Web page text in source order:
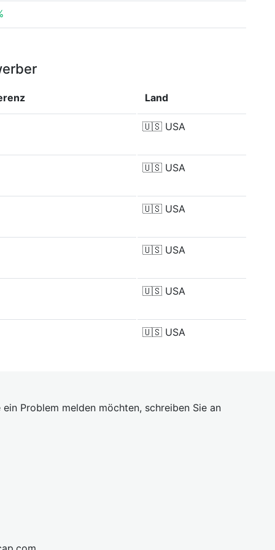
Land
🇺🇸 USA
🇺🇸 USA
🇺🇸 USA
🇺🇸 USA
🇺🇸 USA
🇺🇸 USA
Problem melden möchten, schreiben Sie an